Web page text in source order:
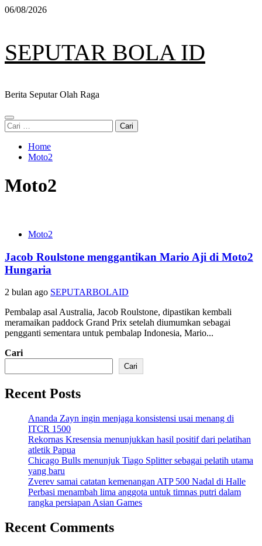
Skip
06/08/2026
SEPUTAR BOLA ID
Berita Seputar Olah Raga
Primary
Menu
Cari
untuk:
Home
Moto2
Moto2
Moto2
Jacob Roulstone menggantikan Mario Aji di Moto2
Hungaria
2 bulan ago SEPUTARBOLAID
Pembalap asal Australia, Jacob Roulstone, dipastikan kembali
meramaikan paddock Grand Prix setelah diumumkan sebagai
pengganti sementara untuk pembalap Indonesia, Mario...
Cari
Cari
Recent Posts
Ananda Zayn ingin menjaga konsistensi usai menang di
ITCR 1500
Rekornas Kresensia menunjukkan hasil positif dari pelatihan
atletik Papua
Chicago Bulls menunjuk Tiago Splitter sebagai pelatih utama
yang baru
Zverev samai catatan kemenangan ATP 500 Nadal di Halle
Perbasi menambah lima anggota untuk timnas putri dalam
rangka persiapan Asian Games
Recent Comments